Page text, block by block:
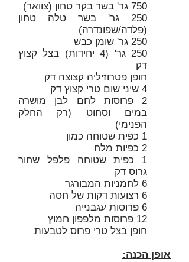
750 גר' בשר בקר טחון (צוואר)
250 גר' בשר טלה טחון
(פלדה/שפונדרה)
250 גר' שומן כבש
250 גר' (4 יחידות) בצל קצוץ
דק
חופן פטרוזיליה קצוצה דק
4 שיני שום טרי קצוץ דק
2 פרוסות לחם לבן מושרה
במים וסחוט (רק החלק
הפנימי)
1 כפית שטוחה כמון
2 כפיות מלח
1 כפית שטוחה פלפל שחור
גרוס דק
6 לחמניות המבורגר
6 רצועות דקות של חסה
6 פרוסות עגבנייה
12 פרוסות מלפפון חמוץ
חופן בצל טרי פרוס לטבעות
אופן הכנה: